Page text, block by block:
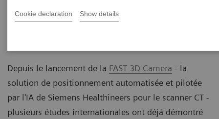
Cookie declaration Show details
Depuis le lancement de la FAST 3D Camera - la
solution de positionnement automatisée et pilotée
par l'IA de Siemens Healthineers pour le scanner CT -
plusieurs études internationales ont déjà démontré